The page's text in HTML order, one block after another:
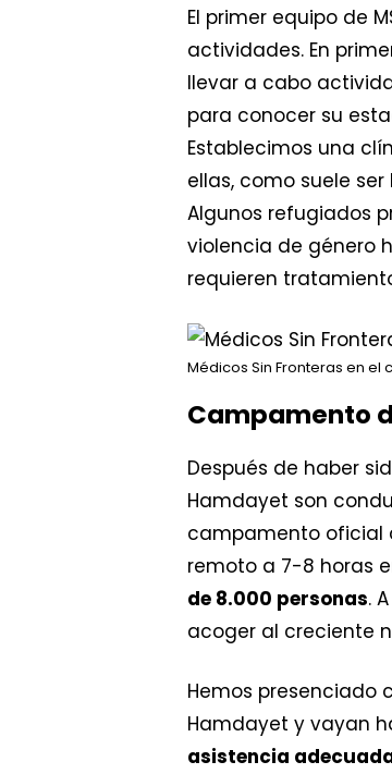
El primer equipo de
actividades. En
llevar a cabo
para conocer su
Establecimos una
ellas, como suele
Algunos refugiados
violencia de género
requieren
Médicos Sin Fronteras en
Campamento
Después de haber
Hamdayet son
campamento oficial
remoto a 7-8 horas
de 8.000 personas.
acoger al creciente
Hemos presenciado
Hamdayet y vayan
asistencia